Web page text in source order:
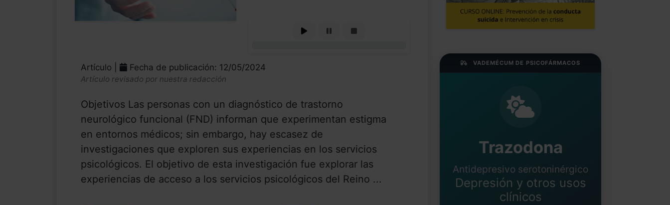
Artículo | Fecha de publicación: 12/05/2024
Artículo revisado por nuestra redacción
Objetivos Las personas con un diagnóstico de trastorno
neurológico funcional (FND) informan que experimentan estigma
en entornos médicos; sin embargo, hay escasez de
investigaciones que exploren sus experiencias en los servicios
psicológicos. El objetivo de esta investigación fue explorar las
experiencias de acceso a los servicios psicológicos del Reino ...
VADEMÉCUM DE PSICOFÁRMACOS
Trazodona
Antidepresivo serotoninérgico
Depresión y otros usos
clínicos